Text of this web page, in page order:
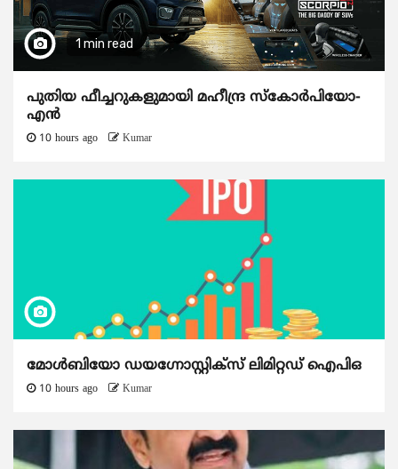
1 min read
പുതിയ ഫീച്ചറുകളുമായി മഹീന്ദ്ര സ്കോർപിയോ-
എൻ
10 hours ago Kumar
മോൾബിയോ ഡയഗ്നോസ്റ്റിക്സ് ലിമിറ്റഡ് ഐപിഒ
10 hours ago Kumar